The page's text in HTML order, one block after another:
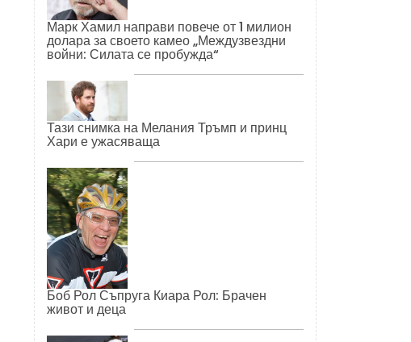
Марк Хамил направи повече от 1 милион
долара за своето камео „Междузвездни
войни: Силата се пробужда“
Тази снимка на Мелания Тръмп и принц
Хари е ужасяваща
Боб Рол Съпруга Киара Рол: Брачен
живот и деца